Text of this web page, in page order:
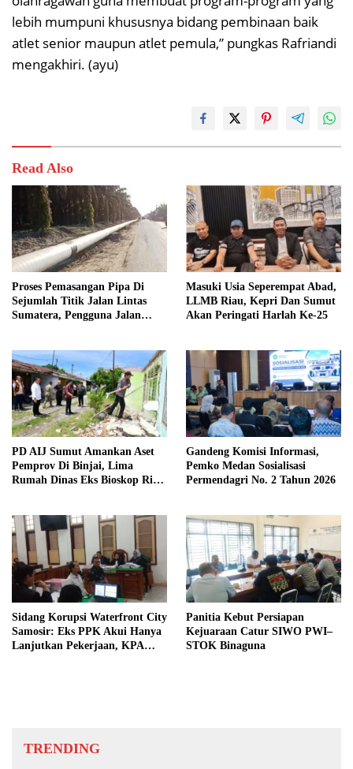
lebih mumpuni khususnya bidang pembinaan baik
atlet senior maupun atlet pemula,” pungkas Rafriandi
mengakhiri. (ayu)
Read Also
Proses Pemasangan Pipa Di
Sejumlah Titik Jalan Lintas
Sumatera, Pengguna Jalan
Masuki Usia Seperempat Abad,
LLMB Riau, Kepri Dan Sumut
Akan Peringati Harlah Ke-25
PD AIJ Sumut Amankan Aset
Pemprov Di Binjai, Lima
Rumah Dinas Eks Bioskop Ria
Gandeng Komisi Informasi,
Pemko Medan Sosialisasi
Permendagri No. 2 Tahun 2026
Sidang Korupsi Waterfront City
Samosir: Eks PPK Akui Hanya
Lanjutkan Pekerjaan, KPA
Panitia Kebut Persiapan
Kejuaraan Catur SIWO PWI–
STOK Binaguna
TRENDING